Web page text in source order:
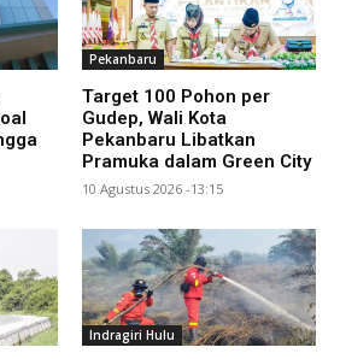
Pekanbaru
Target 100 Pohon per
Gudep, Wali Kota
Pekanbaru Libatkan
Pramuka dalam Green City
10 Agustus 2026 -13:15
Indragiri Hulu